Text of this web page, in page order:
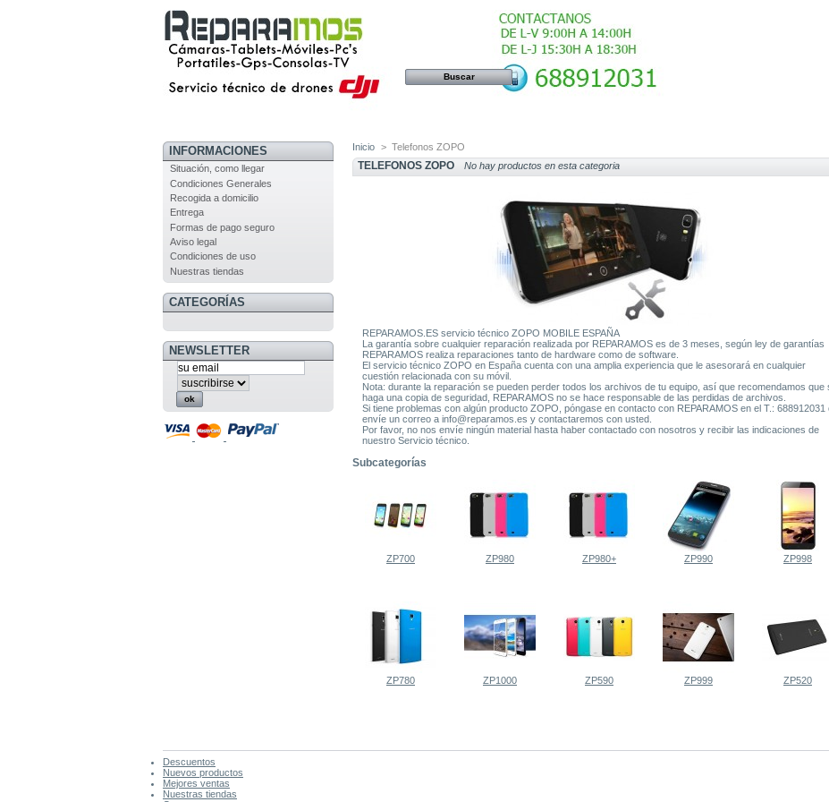
INFORMACIONES
Situación, como llegar
Condiciones Generales
Recogida a domicilio
Entrega
Formas de pago seguro
Aviso legal
Condiciones de uso
Nuestras tiendas
CATEGORÍAS
NEWSLETTER
Inicio > Telefonos ZOPO
TELEFONOS ZOPO No hay productos en esta categoria
REPARAMOS.ES servicio técnico ZOPO MOBILE ESPAÑA
La garantía sobre cualquier reparación realizada por REPARAMOS es de 3 meses, según ley de garantías
REPARAMOS realiza reparaciones tanto de hardware como de software.
El servicio técnico ZOPO en España cuenta con una amplia experiencia que le asesorará en cualquier
cuestión relacionada con su móvil.
Nota: durante la reparación se pueden perder todos los archivos de tu equipo, así que recomendamos que
haga una copia de seguridad, REPARAMOS no se hace responsable de las perdidas de archivos.
Si tiene problemas con algún producto ZOPO, póngase en contacto con REPARAMOS en el T.: 688912031
envíe un correo a info@reparamos.es y contactaremos con usted.
Por favor, no nos envíe ningún material hasta haber contactado con nosotros y recibir las indicaciones de
nuestro Servicio técnico.
Subcategorías
ZP700 ZP980 ZP980+ ZP990 ZP998
ZP780 ZP1000 ZP590 ZP999 ZP520
Descuentos
Nuevos productos
Mejores ventas
Nuestras tiendas